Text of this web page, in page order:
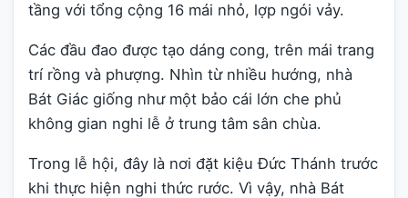
tầng với tổng cộng 16 mái nhỏ, lợp ngói vảy.
Các đầu đao được tạo dáng cong, trên mái trang
trí rồng và phượng. Nhìn từ nhiều hướng, nhà
Bát Giác giống như một bảo cái lớn che phủ
không gian nghi lễ ở trung tâm sân chùa.
Trong lễ hội, đây là nơi đặt kiệu Đức Thánh trước
khi thực hiện nghi thức rước. Vì vậy, nhà Bát